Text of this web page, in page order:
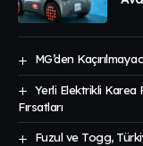
MG’den
Yerli Elektrikli
Fırsatları
Fuzul ve Togg,